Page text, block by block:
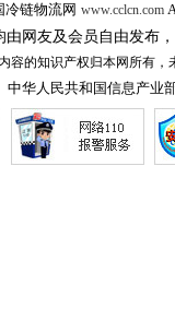
冷链物流网 www.cclcn.com
网友及会员自由发布
容的知识产权归本网所有
中华人民共和国信息产业